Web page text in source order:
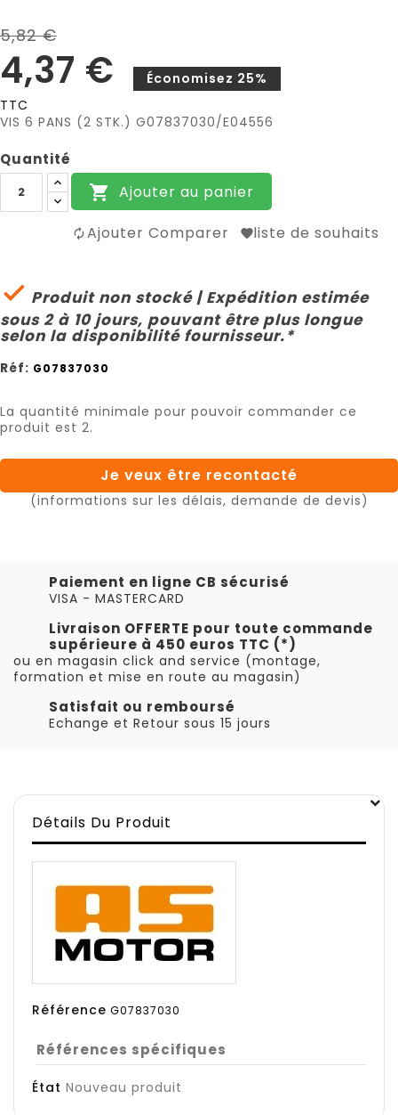
5,82 €
4,37 €
Économisez 25%
TTC
VIS 6 PANS (2 STK.) G07837030/E04556
Quantité
 Ajouter au panier
Ajouter Comparer liste de souhaits
 Produit non stocké | Expédition estimée
sous 2 à 10 jours, pouvant être plus longue
selon la disponibilité fournisseur.*
Réf: G07837030
La quantité minimale pour pouvoir commander ce
produit est 2.
Je veux être recontacté
(informations sur les délais, demande de devis)
Paiement en ligne CB sécurisé
VISA - MASTERCARD
Livraison OFFERTE pour toute commande
supérieure à 450 euros TTC (*)
ou en magasin click and service (montage,
formation et mise en route au magasin)
Satisfait ou remboursé
Echange et Retour sous 15 jours
Détails Du Produit
Référence G07837030
Références spécifiques
État Nouveau produit